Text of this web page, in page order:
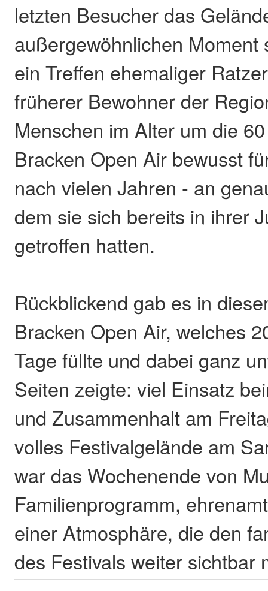
letzten Besucher das
außergewöhnlichen
ein Treffen ehemaliger
früherer Bewohner der
Menschen im Alter um die
Bracken Open Air bewusst
nach vielen Jahren - an
dem sie sich bereits in ihrer
getroffen hatten.
Rückblickend gab es in
Bracken Open Air, welches
Tage füllte und dabei ganz
Seiten zeigte: viel Einsatz
und Zusammenhalt am
volles Festivalgelände am
war das Wochenende von
Familienprogramm,
einer Atmosphäre, die den
des Festivals weiter sichtbar